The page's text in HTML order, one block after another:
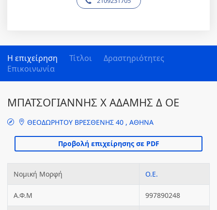
Η επιχείρηση Τίτλοι
Δραστηριότητες
Επικοινωνία
ΜΠΑΤΣΟΓΙΑΝΝΗΣ Χ ΑΔΑΜΗΣ Δ ΟΕ
ΘΕΟΔΩΡΗΤΟΥ ΒΡΕΣΘΕΝΗΣ 40 , ΑΘΗΝΑ
Νομική Μορφή Ο.Ε.
Α.Φ.Μ 997890248